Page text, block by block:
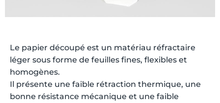
Le papier découpé est un matériau réfractaire
léger sous forme de feuilles fines, flexibles et
homogènes.
Il présente une faible rétraction thermique, une
bonne résistance mécanique et une faible